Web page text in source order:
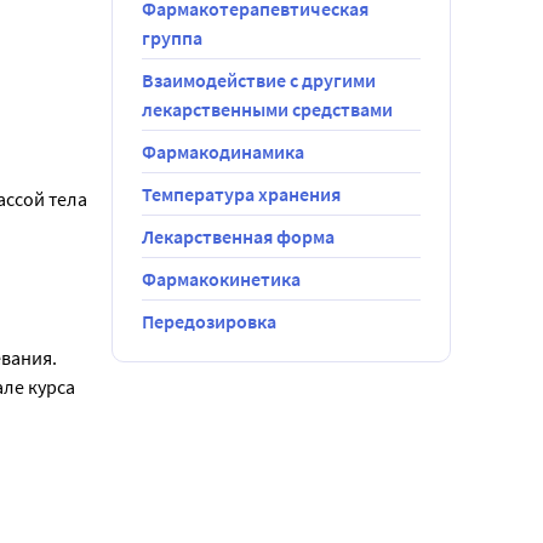
терапии.
Candida -
тела более
тела
курса
Фармакотерапевтическая
группа
Взаимодействие с другими
лекарственными средствами
Фармакодинамика
Температура хранения
Лекарственная форма
Фармакокинетика
Передозировка